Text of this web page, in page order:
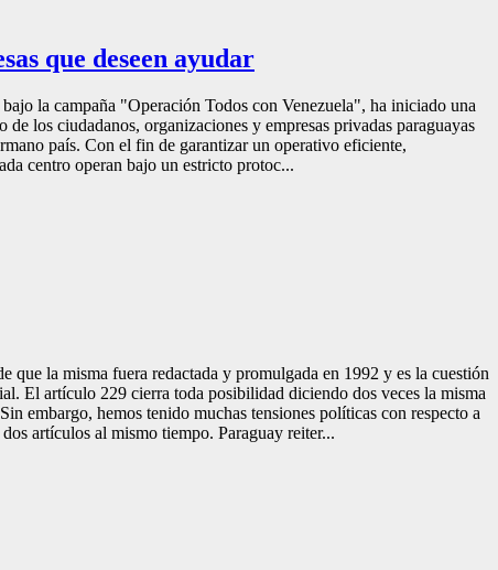
que deseen ayudar
la campaña "Operación Todos con Venezuela", ha iniciado una
los ciudadanos, organizaciones y empresas privadas paraguayas
país. Con el fin de garantizar un operativo eficiente,
centro operan bajo un estricto protoc...
la misma fuera redactada y promulgada en 1992 y es la cuestión
El artículo 229 cierra toda posibilidad diciendo dos veces la misma
embargo, hemos tenido muchas tensiones políticas con respecto a
artículos al mismo tiempo. Paraguay reiter...